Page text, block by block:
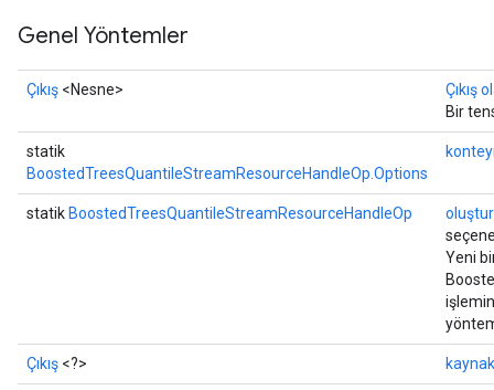
Genel Yöntemler
Çıkış <Nesne>
Çıkış
Bir
statik
BoostedTreesQuantileStreamResourceHandleOp.Options
statik BoostedTreesQuantileStreamResourceHandleOp
oluştur
Yeni
Çıkış <?> kaynak